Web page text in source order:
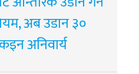
अब उडान ३०
अनिवार्य